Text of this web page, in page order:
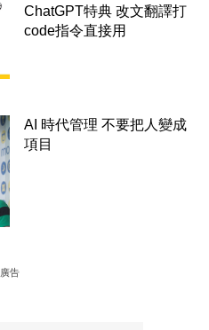
ChatGPT特典 改文翻譯打
code指令直接用
AI 時代管理 不要把人變成
項目
廣告